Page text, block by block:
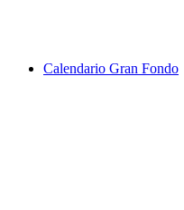
Calendario Gran Fondo